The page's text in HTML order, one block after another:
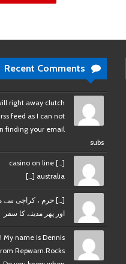
Recent Comments
right away clutch
feed as I can not
finding your email
subs
[…] casino on line
australia […]
[…] حرم ، کراچی سے
اور پھر مدینے کا سفر
My name is Dennis
Repwarn.Rocks